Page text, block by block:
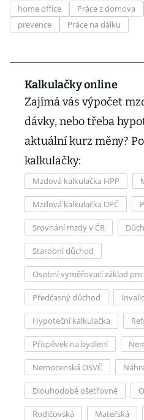
home office Práce z domova
prevence
Práce na dálku
Kalkulačky online
Zajímá vás výpočet
dávky, nebo třeba
aktuální kurz měny?
kalkulačky:
Mzdová kalkulačka HPP
Mzdová kalkulačka DPČ
Srovnání mzdy v ČR
Starobní důchod
Osobní vyměřovací základ
Předčasný důchod
Hypoteční kalkulačka
Příspěvek na bydlení
Nemocenská OSVČ
Dlouhodobé ošetřovné
Rodičovská Mateřská